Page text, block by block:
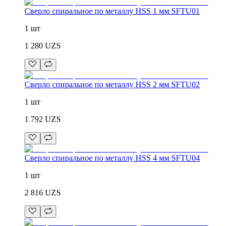
Сверло спиральное по металлу HSS 1 мм SFTU01
1 шт
1 280 UZS
Сверло спиральное по металлу HSS 2 мм SFTU02
1 шт
1 792 UZS
Сверло спиральное по металлу HSS 4 мм SFTU04
1 шт
2 816 UZS